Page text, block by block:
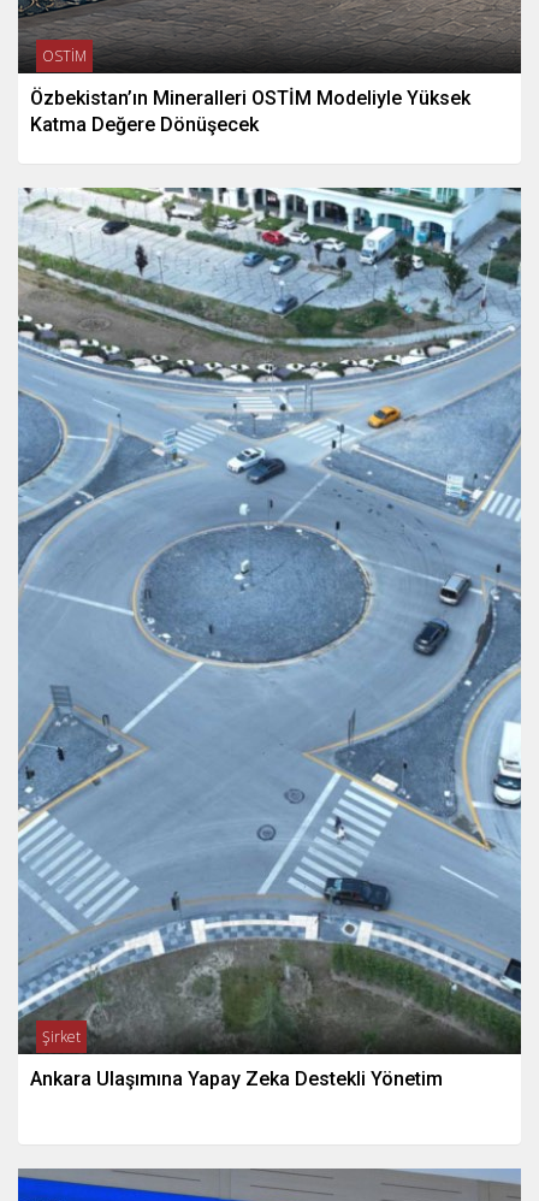
OSTİM
Özbekistan’ın Mineralleri OSTİM Modeliyle Yüksek
Katma Değere Dönüşecek
Şirket
Ankara Ulaşımına Yapay Zeka Destekli Yönetim